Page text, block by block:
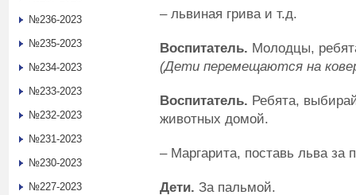
– львиная грива и т.д.
Воспитатель. Молодцы,
(Дети перемещаются на
Воспитатель. Ребята,
животных домой.
– Маргарита, поставь льва за
Дети. За пальмой.
№236-2023
№235-2023
№234-2023
№233-2023
№232-2023
№231-2023
№230-2023
№227-2023